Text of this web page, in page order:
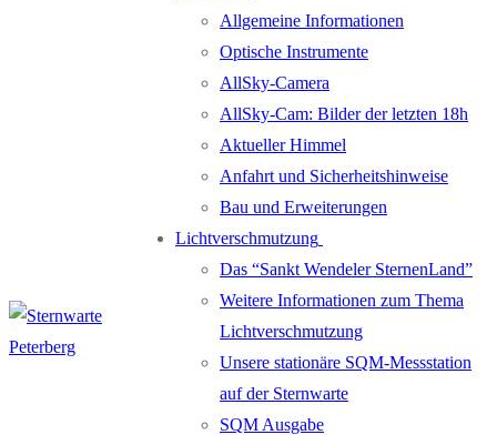
Allgemeine Informationen
Optische Instrumente
AllSky-Camera
AllSky-Cam: Bilder der letzten 18h
Aktueller Himmel
Anfahrt und Sicherheitshinweise
Bau und Erweiterungen
Lichtverschmutzung
Das “Sankt Wendeler SternenLand”
Weitere Informationen zum Thema
Lichtverschmutzung
Unsere stationäre SQM-Messstation
auf der Sternwarte
SQM Ausgabe